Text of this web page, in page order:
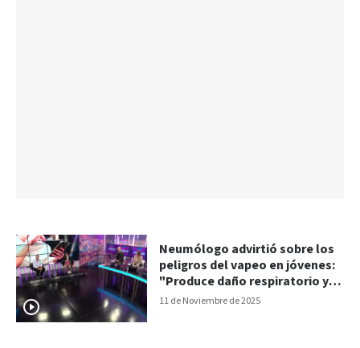
11 de Noviembre de 2025
Neumólogo advirtió sobre los
peligros del vapeo en jóvenes:
"Produce daño respiratorio y
cardiovascular"